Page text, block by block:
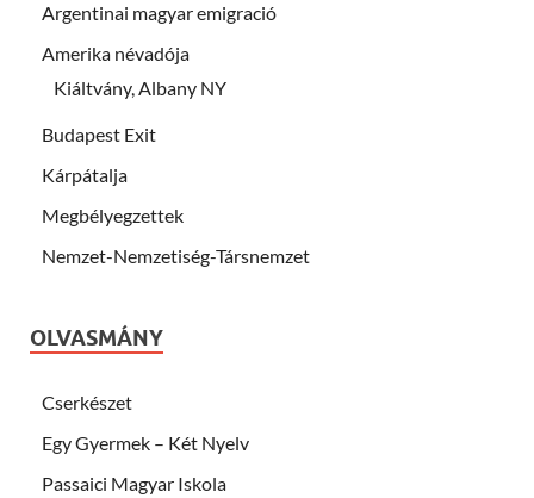
Argentinai magyar emigració
Amerika névadója
Kiáltvány, Albany NY
Budapest Exit
Kárpátalja
Megbélyegzettek
Nemzet-Nemzetiség-Társnemzet
OLVASMÁNY
Cserkészet
Egy Gyermek – Két Nyelv
Passaici Magyar Iskola